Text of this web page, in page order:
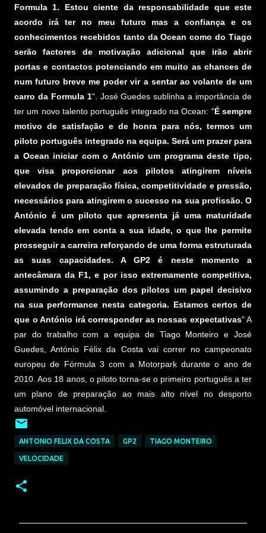
Formula 1. Estou ciente da responsabilidade que este
acordo irá ter no meu futuro mas a confiança e os
conhecimentos recebidos tanto da Ocean como do Tiago
serão factores de motivação adicional que irão abrir
portas e contactos potenciando em muito as chances de
num futuro breve me poder vir a sentar ao volante de um
carro da Formula 1". José Guedes sublinha a importância de
ter um novo talento português integrado na Ocean: "É sempre
motivo de satisfação e de honra para nós, termos um
piloto português integrado na equipa. Será um prazer para
a Ocean iniciar com o António um programa deste tipo,
que visa proporcionar aos pilotos atingirem níveis
elevados de preparação física, competitividade e pressão,
necessários para atingirem o sucesso na sua profissão. O
António é um piloto que apresenta já uma maturidade
elevada tendo em conta a sua idade, o que lhe permite
prosseguir a carreira reforçando de uma forma estruturada
as suas capacidades. A GP2 é neste momento a
antecâmara da F1, e por isso extremamente competitiva,
assumindo a preparação dos pilotos um papel decisivo
na sua performance nesta categoria. Estamos certos de
que o António irá corresponder as nossas expectativas" A
par do trabalho com a equipa de Tiago Monteiro e José
Guedes, António Félix da Costa vai correr no campeonato
europeu de Fórmula 3 com a Motorpark durante o ano de
2010. Aos 18 anos, o piloto torna-se o primeiro português a ter
um plano de preparação ao mais alto nível no desporto
automóvel internacional.
ANTONIO FELIX DA COSTA GP2 TIAGO MONTEIRO
VELOCIDADE